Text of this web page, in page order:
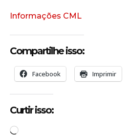
Informações CML
Compartilhe isso:
Facebook Imprimir
Curtir isso:
C